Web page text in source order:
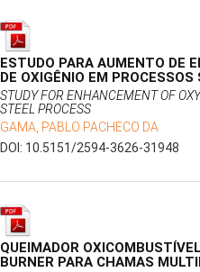
ESTUDO PARA AUMENTO DE
DE OXIGÊNIO EM PROCESSOS
STUDY FOR ENHANCEMENT OF
STEEL PROCESS
GAMA, PABLO PACHECO DA
DOI: 10.5151/2594-3626-31948
QUEIMADOR
BURNER PARA CHAMAS